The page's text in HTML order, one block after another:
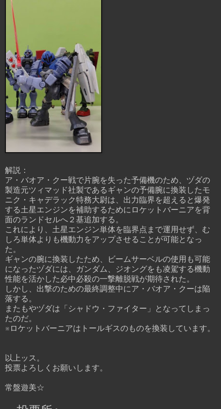
解説：
ア・バオア・クー戦で片腕を失った予備機のため、ヅダの
製造元ツィマッド社製であるギャンの予備腕に換装したモ
ニク・キャデラック特務大尉は、出力臨界を超えると爆発
する土星エンジンを補助するためにロケットバーニアを背
面のランドセルへ２基追加する。
これにより、土星エンジン単体を臨界点まで運用せず、む
しろ単体よりも機動力をアップさせることが可能となっ
た。
ギャンの腕に換装したため、ビームサーベルの使用も可能
になったヅダには、ガンダム、ジオングをも凌駕する機動
性能を活かした必中必殺の一撃離脱戦が期待された。
しかし、出撃のための最終調整中にア・バオア・クーは陥
落する。
またもやヅダは「シャドウ・ファイター」となってしまっ
たのだ。
※ロケットバーニアはトールギスのものを換装しています。
以上ッス。
投票よろしくお願いします。
常盤遊美☆